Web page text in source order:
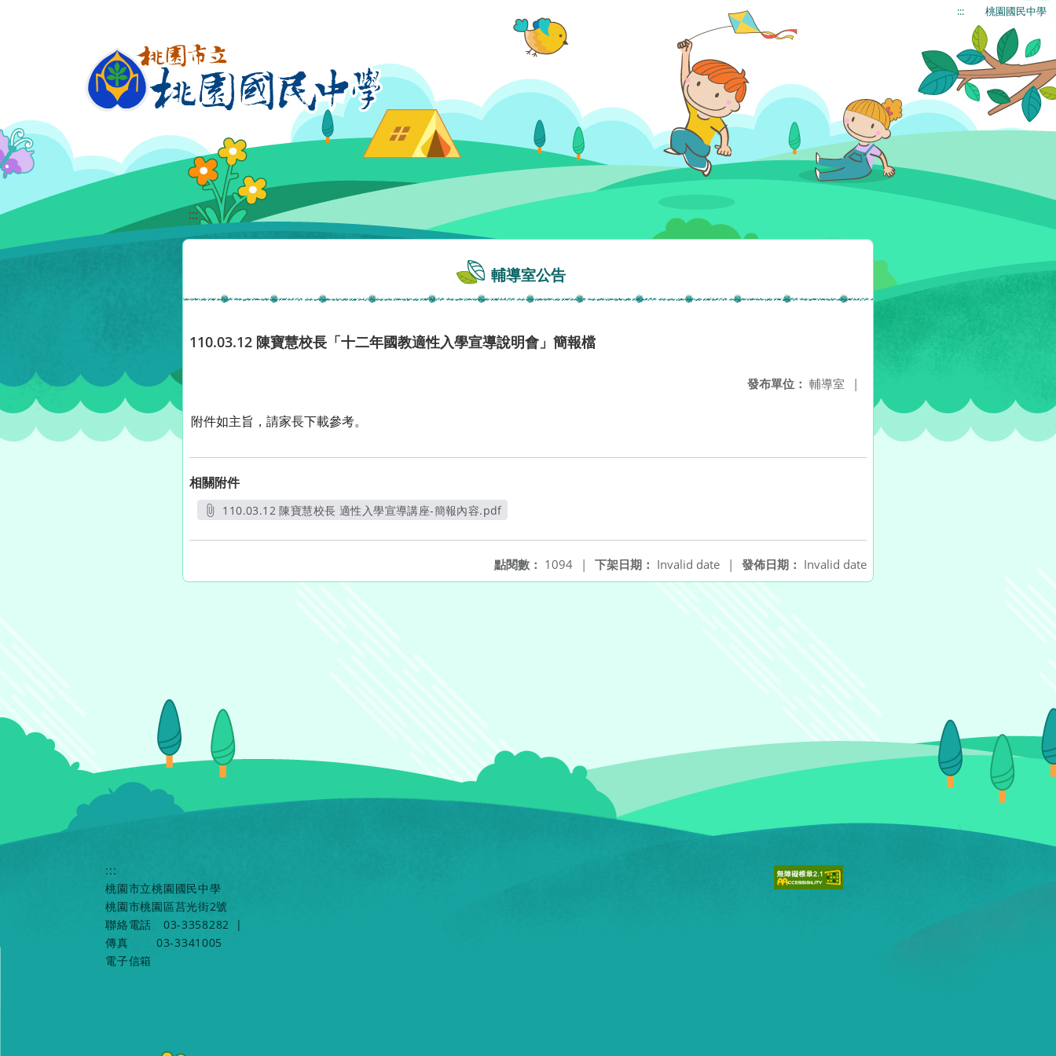
::: 桃園國民中學
:::
輔導室公告
110.03.12 陳寶慧校長「十二年國教適性入學宣導說明會」簡報檔
發布單位： 輔導室 |
附件如主旨，請家長下載參考。
相關附件
110.03.12 陳寶慧校長 適性入學宣導講座-簡報內容.pdf
發佈日期： Invalid date
下架日期： Invalid date |
點閱數： 1094 |
:::
桃園市立桃園國民中學
桃園市桃園區莒光街2號
聯絡電話
03-3358282
|
傳真
03-3341005
電子信箱